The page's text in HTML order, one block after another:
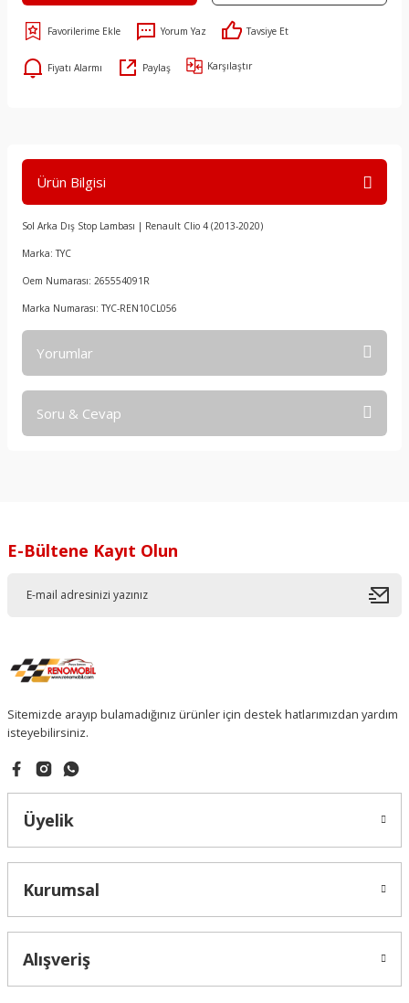
Yorum Yaz Tavsiye Et
Fiyatı Alarmı Paylaş Karşılaştır
Ürün Bilgisi
Sol Arka Dış Stop Lambası | Renault Clio 4 (2013-2020)
Marka: TYC
Oem Numarası: 265554091R
Marka Numarası: TYC-REN10CL056
Yorumlar
Soru & Cevap
E-Bültene Kayıt Olun
Sitemizde arayıp bulamadığınız ürünler için destek hatlarımızdan yardım
isteyebilirsiniz.
Üyelik
Kurumsal
Alışveriş